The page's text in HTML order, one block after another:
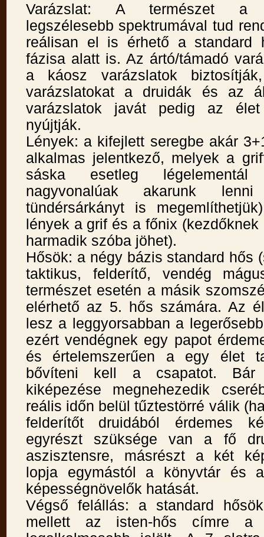
Varázslat: A természet a
legszélesebb spektrumával tud
reálisan el is érhető a standard
fázisa alatt is. Az ártó/támadó
a káosz varázslatok
varázslatokat a druidák és az
varázslatok javát pedig az élet
nyújtják.
Lények: a kifejlett seregbe akár
alkalmas jelentkező, melyek a
sáska esetleg
nagyvonalúak akarunk
tündérsárkányt is
lények a grif és a főnix (kezdőknek
harmadik szóba jöhet).
Hősök: a négy bázis standard hős
taktikus, felderítő, vendég
természet esetén a másik
elérhető az 5. hős számára. Az
lesz a leggyorsabban a
ezért vendégnek egy papot
és értelemszerűen a egy élet
bővíteni kell a csapatot.
kiképezése megnehezedik
reális időn belül tűztestörré válik
felderítőt druidából érdemes
egyrészt szüksége van a fő
aszisztensre, másrészt a két
lopja egymástól a könyvtár és
képességnövelők hatását.
Végső felállás: a standard
mellett az isten-hős címre a